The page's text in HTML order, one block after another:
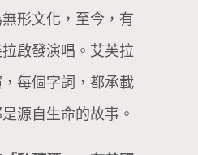
形文化，至今，有
啟發演唱。艾芙拉
每個字詞，都承載
源自生命的故事。